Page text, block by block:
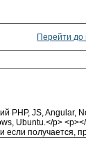
Перейти до
PHP, JS, Angular,
Ubuntu.</p> <p></
если получается,